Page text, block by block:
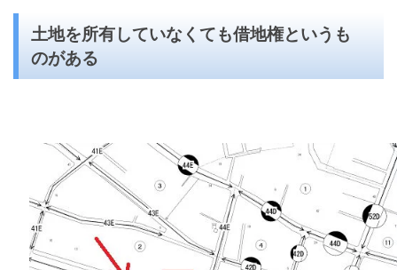
土地を所有していなくても借地権というも
のがある